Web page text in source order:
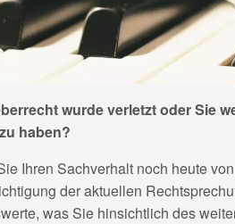
wurde verletzt oder Sie
haben?
Ihren Sachverhalt noch heute
der aktuellen
was Sie hinsichtlich des